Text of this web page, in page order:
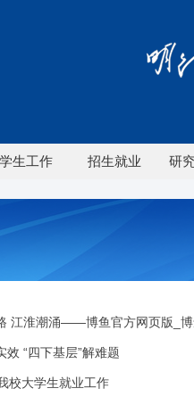
学生工作 招生就业 研
江淮潮涌——博鱼官方网页版_博
效 “四下基层”解难题
校大学生就业工作